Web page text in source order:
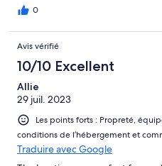
0
Avis vérifié
10/10 Excellent
Allie
29 juil. 2023
Les points forts : Propreté,
conditions de l’hébergement et
Traduire avec Google